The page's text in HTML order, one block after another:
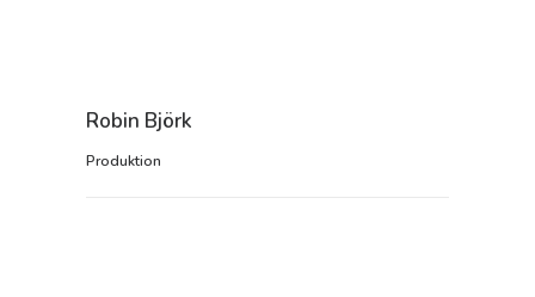
Robin Björk
Produktion